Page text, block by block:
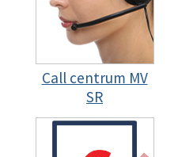
Call centrum MV
SR